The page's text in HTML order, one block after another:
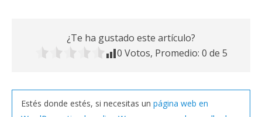
¿Te ha gustado este artículo?
0 Votos, Promedio: 0 de 5
Estés donde estés, si necesitas un página web en